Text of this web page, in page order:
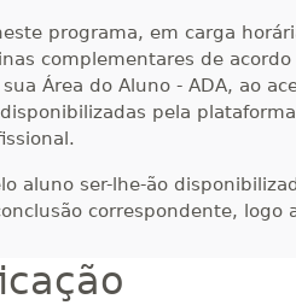
programa, em carga
complementares de
Área do Aluno - ADA, ao
pela
aluno ser-lhe-ão
correspondente, logo